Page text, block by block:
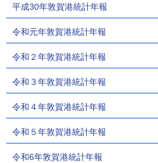
平成30年敦賀港統計年報
令和元年敦賀港統計年報
令和２年敦賀港統計年報
令和３年敦賀港統計年報
令和４年敦賀港統計年報
令和５年敦賀港統計年報
令和6年敦賀港統計年報